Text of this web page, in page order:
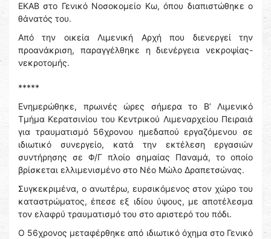
ΕΚΑΒ στο Γενικό Νοσοκομείο Κω, όπου διαπιστώθηκε ο
θάνατός του.
Από την οικεία Λιμενική Αρχή που διενεργεί την
προανάκριση, παραγγέλθηκε η διενέργεια νεκροψίας-
νεκροτομής.
*****
Ενημερώθηκε, πρωινές ώρες σήμερα το Β’ Λιμενικό
Τμήμα Κερατσινίου του Κεντρικού Λιμεναρχείου Πειραιά
για τραυματισμό 56χρονου ημεδαπού εργαζόμενου σε
ιδιωτικό συνεργείο, κατά την εκτέλεση εργασιών
συντήρησης σε Φ/Γ πλοίο σημαίας Παναμά, το οποίο
βρίσκεται ελλιμενισμένο στο Νέο Μώλο Δραπετσώνας.
Συγκεκριμένα, ο ανωτέρω, ευρσικόμενος στον χώρο του
καταστρώματος, έπεσε εξ ιδίου ύψους, με αποτέλεσμα
τον ελαφρύ τραυματισμό του στο αριστερό του πόδι.
Ο 56χρονος μεταφέρθηκε από ιδιωτικό όχημα στο Γενικό